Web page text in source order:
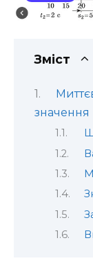
Зміст
значення